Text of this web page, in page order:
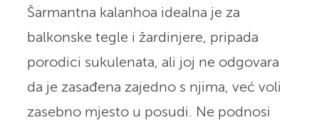
Šarmantna kalanhoa idealna je za
balkonske tegle i žardinjere, pripada
porodici sukulenata, ali joj ne odgovara
da je zasađena zajedno s njima, već voli
zasebno mjesto u posudi. Ne podnosi